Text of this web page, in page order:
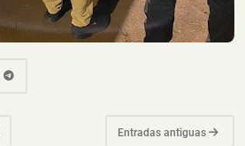
Entradas antiguas